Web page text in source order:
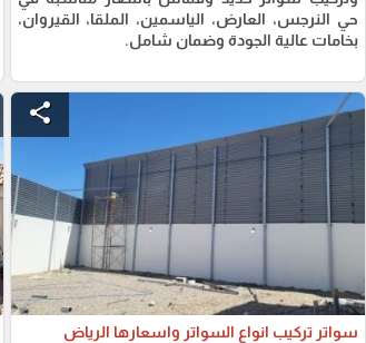
حي النرجس، العارض، الياسمين، الملقا، القيروان،
بخامات عالية الجودة وضمان شامل.
share
سواتر تركيب انواع السواتر واسعارها الرياض